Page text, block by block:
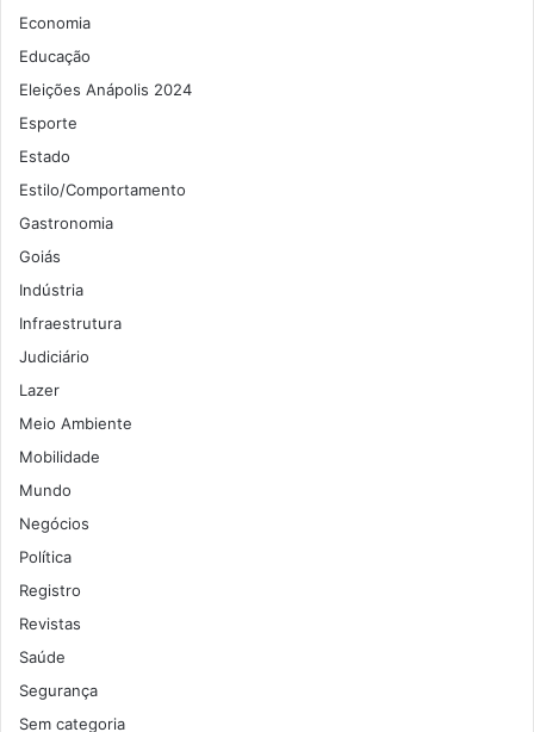
Economia
Educação
Eleições Anápolis 2024
Esporte
Estado
Estilo/Comportamento
Gastronomia
Goiás
Indústria
Infraestrutura
Judiciário
Lazer
Meio Ambiente
Mobilidade
Mundo
Negócios
Política
Registro
Revistas
Saúde
Segurança
Sem categoria